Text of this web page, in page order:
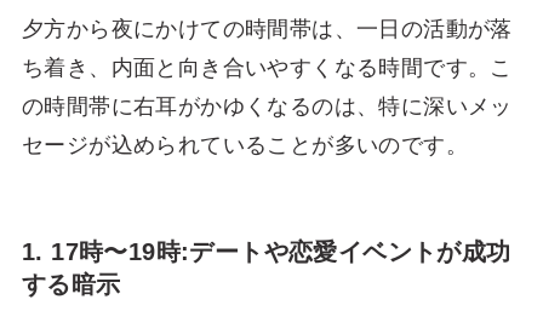
夕方から夜にかけての時間帯は、一日の活動が落
ち着き、内面と向き合いやすくなる時間です。こ
の時間帯に右耳がかゆくなるのは、特に深いメッ
セージが込められていることが多いのです。
1. 17時〜19時:デートや恋愛イベントが成功
する暗示